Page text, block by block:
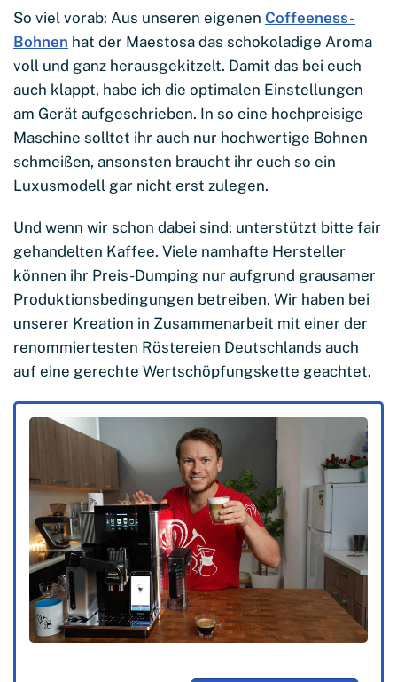
So viel vorab: Aus unseren eigenen Coffeeness-
Bohnen hat der Maestosa das schokoladige Aroma
voll und ganz herausgekitzelt. Damit das bei euch
auch klappt, habe ich die optimalen Einstellungen
am Gerät aufgeschrieben. In so eine hochpreisige
Maschine solltet ihr auch nur hochwertige Bohnen
schmeißen, ansonsten braucht ihr euch so ein
Luxusmodell gar nicht erst zulegen.
Und wenn wir schon dabei sind: unterstützt bitte fair
gehandelten Kaffee. Viele namhafte Hersteller
können ihr Preis-Dumping nur aufgrund grausamer
Produktionsbedingungen betreiben. Wir haben bei
unserer Kreation in Zusammenarbeit mit einer der
renommiertesten Röstereien Deutschlands auch
auf eine gerechte Wertschöpfungskette geachtet.